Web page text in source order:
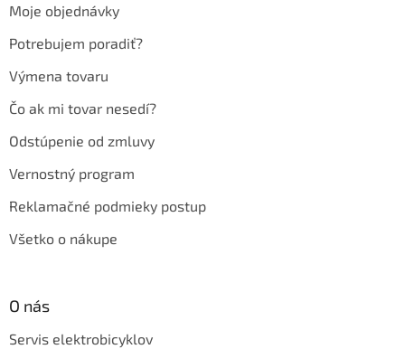
Moje objednávky
Potrebujem poradiť?
Výmena tovaru
Čo ak mi tovar nesedí?
Odstúpenie od zmluvy
Vernostný program
Reklamačné podmieky postup
Všetko o nákupe
O nás
Servis elektrobicyklov